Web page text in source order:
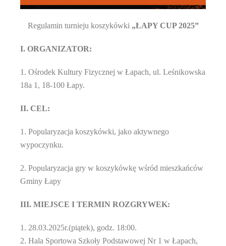
Regulamin turnieju koszykówki „ŁAPY CUP 2025”
I. ORGANIZATOR:
1. Ośrodek Kultury Fizycznej w Łapach, ul. Leśnikowska
18a 1, 18-100 Łapy.
II. CEL:
1. Popularyzacja koszykówki, jako aktywnego
wypoczynku.
2. Popularyzacja gry w koszykówkę wśród mieszkańców
Gminy Łapy
III. MIEJSCE I TERMIN ROZGRYWEK:
1. 28.03.2025r.(piątek), godz. 18:00.
2. Hala Sportowa Szkoły Podstawowej Nr 1 w Łapach,